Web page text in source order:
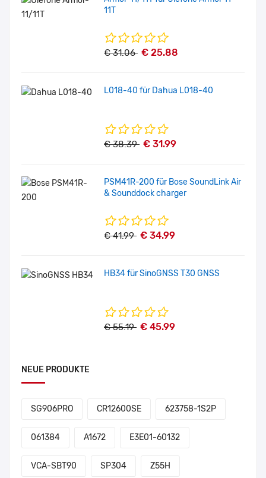
11T
€ 31.06 € 25.88
L018-40 für Dahua L018-40
€ 38.39 € 31.99
PSM41R-200 für Bose SoundLink Air
& Sounddock charger
€ 41.99 € 34.99
HB34 für SinoGNSS T30 GNSS
€ 55.19 € 45.99
NEUE PRODUKTE
SG906PRO CR12600SE 623758-1S2P
061384 A1672 E3E01-60132
VCA-SBT90 SP304 Z55H